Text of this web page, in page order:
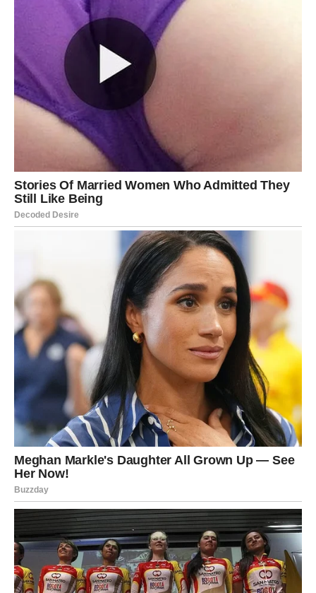
ponuditi saradnju ili projekat koji može biti važan za vašu
U ljubavi je moguć trenutak iskrenosti koji može produbiti
odnos sa partnerom. Slobodni Lavovi mogu upoznati
osobu koja ih inspiriše.
Devica
Device u narednim danima mogu imati mnogo obaveza,
ali i priliku da naprave važan korak napred. Možda ćete
morati da donesete odluku koja se tiče posla ili finansija.
U ljubavi je moguće da ćete želeti više sigurnosti i
stabilnosti. Partner može očekivati da jasno izrazite svoja
osećanja.
Vaga
Vage mogu doživeti zanimljive susrete u naredna tri dana.
Moguće je poznanstvo koje može biti značajno u
budućnosti.
Na poslovnom planu može se pojaviti dilema između dve
mogućnosti. Važno je da slušate svoju intuiciju jer ona
može pokazati pravi put.
Škorpija
Škorpije ulaze u period intenzivnih emocija. Naredni dani
mogu doneti razgovor koji menja vaš pogled na jednu